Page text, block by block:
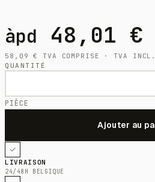
àpd 48,01 €
58,09€
TVA COMPRISE · TVA
QUANTITÉ
PIÈCE
LIVRAISON
24/48H BELGIQUE